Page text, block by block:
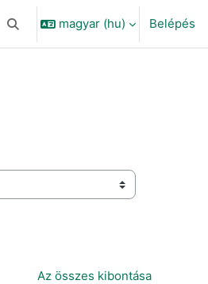
Keresési bemeneti adatok váltása
magyar ‎(hu)‎ Belépés
Az összes kibontása